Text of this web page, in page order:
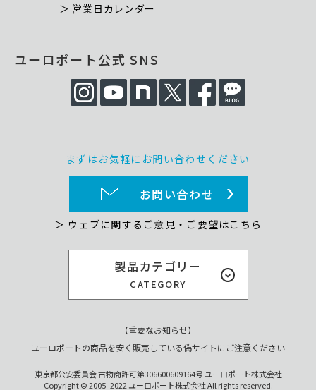
製品カテゴリー
CATEGORY
＞ 営業日カレンダー
ユーロポート公式 SNS
まずはお気軽にお問い合わせください
お問い合わせ
＞ ウェブに関するご意見・ご要望はこちら
【重要なお知らせ】
ユーロポートの商品を安く販売している偽サイトにご注意ください
東京都公安委員会 古物商許可第306600609164号 ユーロポート株式会社
Copyright © 2005- 2022 ユーロポート株式会社 All rights reserved.